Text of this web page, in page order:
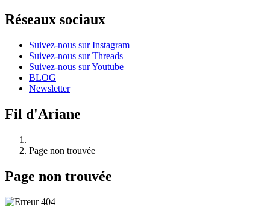
Réseaux sociaux
Suivez-nous sur Instagram
Suivez-nous sur Threads
Suivez-nous sur Youtube
BLOG
Newsletter
Fil d'Ariane
Page non trouvée
Page non trouvée